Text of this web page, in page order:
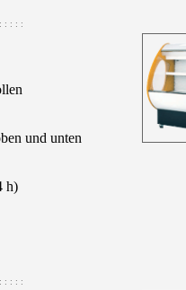
: : : :
und unten
h)
: : : :